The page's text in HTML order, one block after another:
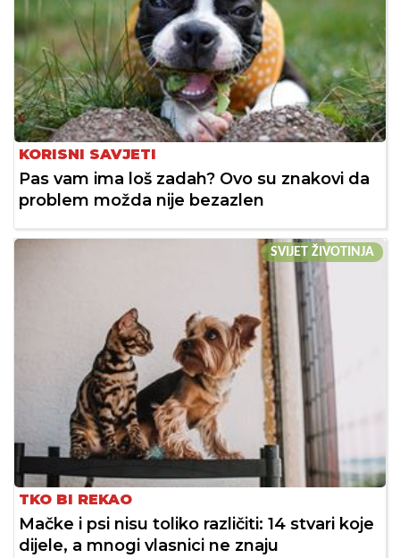
KORISNI SAVJETI
Pas vam ima loš zadah? Ovo su znakovi da
problem možda nije bezazlen
SVIJET ŽIVOTINJA
TKO BI REKAO
Mačke i psi nisu toliko različiti: 14 stvari koje
dijele, a mnogi vlasnici ne znaju